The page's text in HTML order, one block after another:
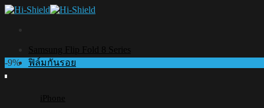
Skip
Samsung Flip Fold 8 Series
ฟิล์มกันรอย
iPhone
-9%